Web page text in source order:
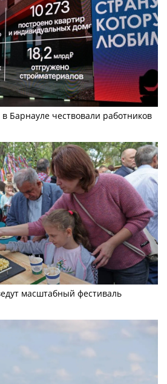
Барнауле чествовали работников
масштабный фестиваль